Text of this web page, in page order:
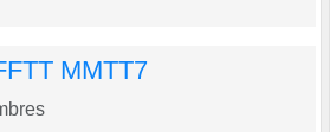
MMTT7